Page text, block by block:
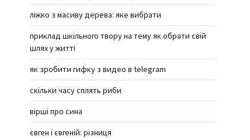
ліжко з масиву дерева: яке вибрати
приклад шкільного твору на тему як обрати свій
шлях у житті
як зробити гифку з видео в telegram
скільки часу сплять риби
вірші про сина
євген і євгеній: різниця